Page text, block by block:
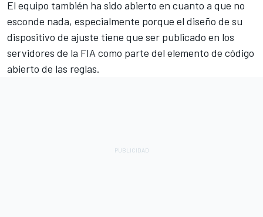
El equipo también ha sido abierto en cuanto a que no
esconde nada, especialmente porque el diseño de su
dispositivo de ajuste tiene que ser publicado en los
servidores de la FIA como parte del elemento de código
abierto de las reglas.